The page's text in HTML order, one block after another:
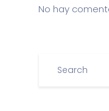
No hay